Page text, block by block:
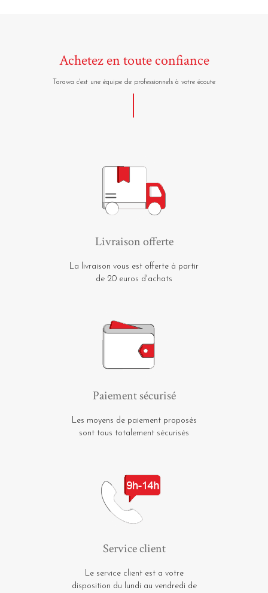
Achetez en toute confiance
Tarawa c'est une équipe de professionnels à votre écoute
Livraison offerte
La livraison vous est offerte à partir
de 20 euros d'achats
Paiement sécurisé
Les moyens de paiement proposés
sont tous totalement sécurisés
Service client
Le service client est a votre
disposition du lundi au vendredi de